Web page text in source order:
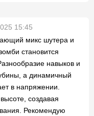
15:45
микс шутера и
становится
навыков и
а динамичный
в напряжении.
создавая
Рекомендую